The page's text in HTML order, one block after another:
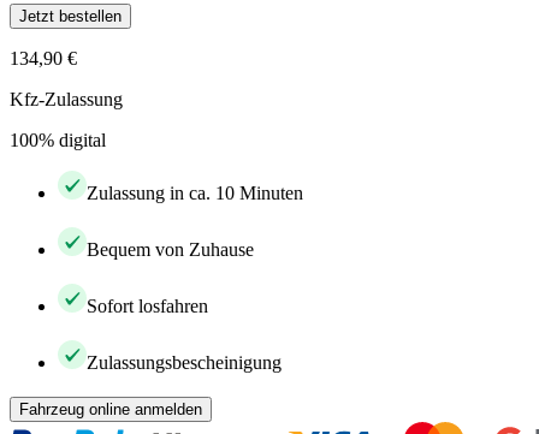
Jetzt bestellen
134,90 €
Kfz-Zulassung
100% digital
Zulassung in ca. 10 Minuten
Bequem von Zuhause
Sofort losfahren
Zulassungsbescheinigung
Fahrzeug online anmelden